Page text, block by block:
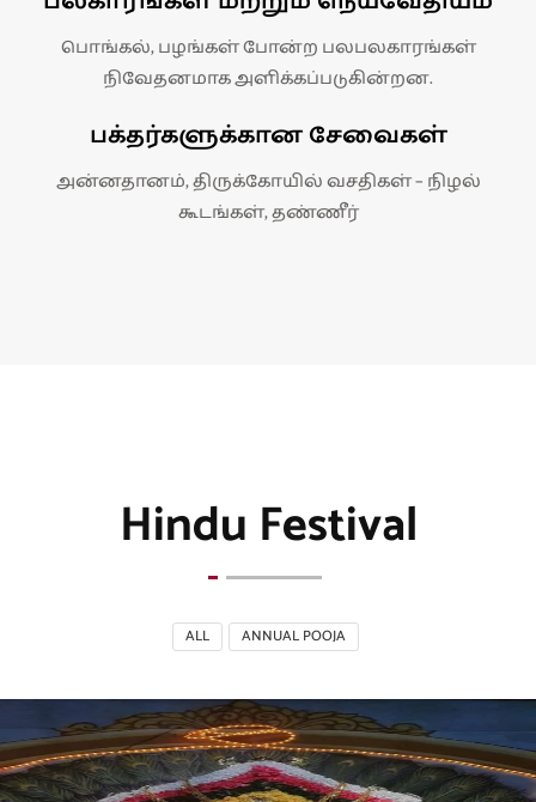
பொங்கல், பழங்கள் போன்ற பலபலகாரங்கள்
நிவேதனமாக அளிக்கப்படுகின்றன.
பக்தர்களுக்கான சேவைகள்
அன்னதானம், திருக்கோயில் வசதிகள் – நிழல்
கூடங்கள், தண்ணீர்
Hindu Festival
ALL ANNUAL POOJA